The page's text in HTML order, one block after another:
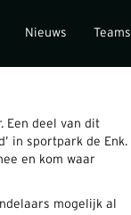
Nieuws Teams
Een deel van dit
in sportpark de Enk.
en kom waar
mogelijk al